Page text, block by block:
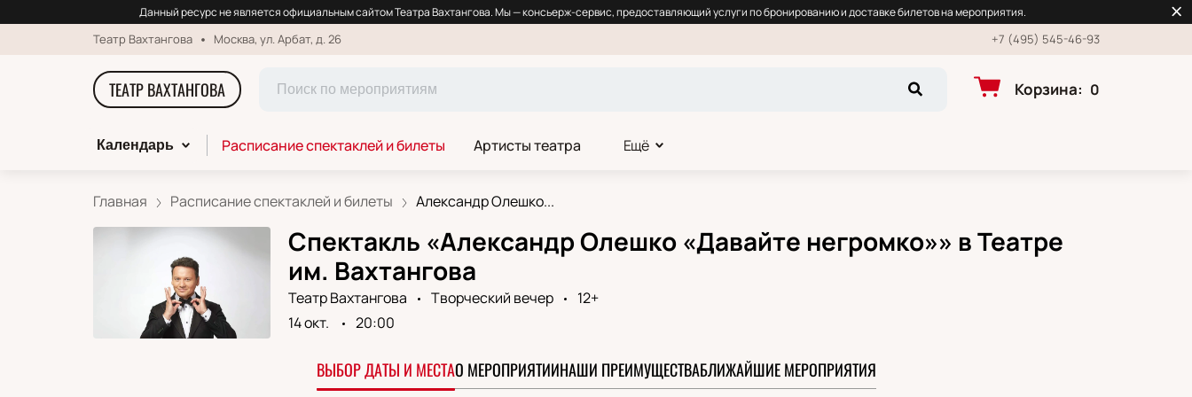
Данный ресурс не является официальным сайтом Театра Вахтангова. Мы — консьерж-сервис, предоставляющий услуги по бронированию и доставке билетов на мероприятия.
Театр Вахтангова Москва, ул. Арбат, д. 26 +7 (495) 545-46-93
ТЕАТР ВАХТАНГОВА Корзина: 0
Календарь Расписание спектаклей и билеты Артисты театра Ещё
Главная Расписание спектаклей и билеты Александр Олешко...
Спектакль «Александр Олешко «Давайте негромко»» в Театре
им. Вахтангова
Театр Вахтангова Творческий вечер
12+
14 окт.
20:00
ВЫБОР ДАТЫ И МЕСТАО МЕРОПРИЯТИИНАШИ ПРЕИМУЩЕСТВАБЛИЖАЙШИЕ МЕРОПРИЯТИЯ